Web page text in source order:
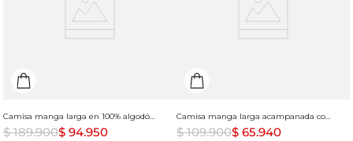
Camisa manga larga en 100% algodón para mujer
$ 189.900$ 94.950
Camisa manga larga acampanada con tiras para mujer
$ 109.900$ 65.940